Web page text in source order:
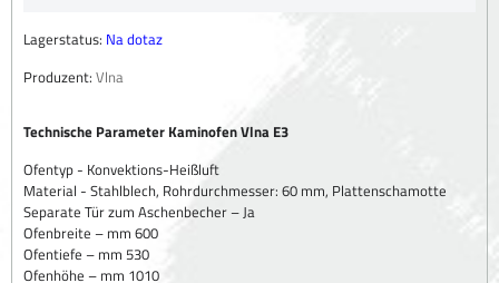
Lagerstatus: Na dotaz
Produzent: Vlna
Technische Parameter Kaminofen Vlna E3
Ofentyp - Konvektions-Heißluft
Material - Stahlblech, Rohrdurchmesser: 60 mm, Plattenschamotte
Separate Tür zum Aschenbecher – Ja
Ofenbreite – mm 600
Ofentiefe – mm 530
Ofenhöhe – mm 1010